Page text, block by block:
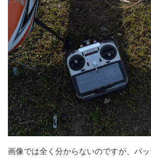
画像では全く分からないのですが、バ